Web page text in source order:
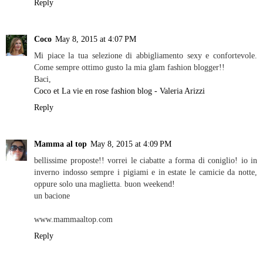
Reply
Coco May 8, 2015 at 4:07 PM
Mi piace la tua selezione di abbigliamento sexy e confortevole.
Come sempre ottimo gusto la mia glam fashion blogger!!
Baci,
Coco et La vie en rose fashion blog - Valeria Arizzi
Reply
Mamma al top May 8, 2015 at 4:09 PM
bellissime proposte!! vorrei le ciabatte a forma di coniglio! io in
inverno indosso sempre i pigiami e in estate le camicie da notte,
oppure solo una maglietta. buon weekend!
un bacione
www.mammaaltop.com
Reply